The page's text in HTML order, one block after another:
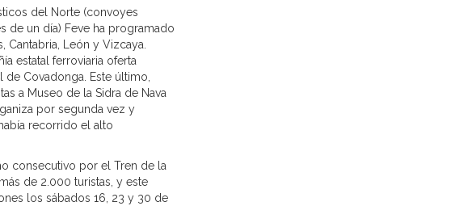
del Norte (convoyes
de un día) Feve ha programado
Cantabria, León y Vizcaya.
estatal ferroviaria oferta
Covadonga. Este último,
a Museo de la Sidra de Nava
por segunda vez y
recorrido el alto
consecutivo por el Tren de la
de 2.000 turistas, y este
los sábados 16, 23 y 30 de